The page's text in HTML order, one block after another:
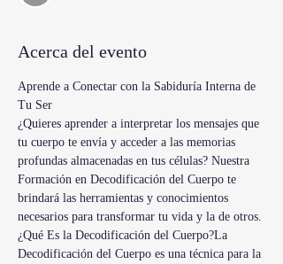
Acerca del evento
Aprende a Conectar con la Sabiduría Interna de
Tu Ser
¿Quieres aprender a interpretar los mensajes que
tu cuerpo te envía y acceder a las memorias
profundas almacenadas en tus células? Nuestra
Formación en Decodificación del Cuerpo te
brindará las herramientas y conocimientos
necesarios para transformar tu vida y la de otros.
¿Qué Es la Decodificación del Cuerpo?La
Decodificación del Cuerpo es una técnica para la